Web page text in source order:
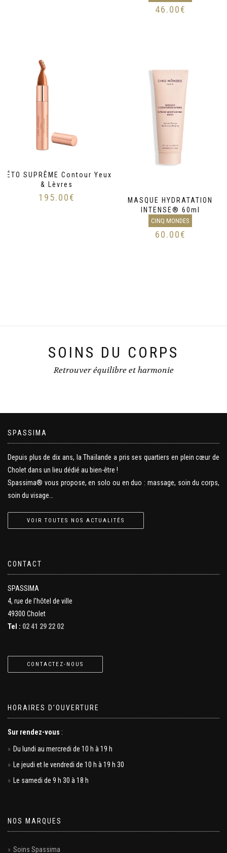
46.00€
GÉTO SUPRÊME Contour Yeux
& Lèvres
195.00€
MASQUE HYDRATATION
INTENSE® 60ml
CINQ MONDES
60.00€
SOINS DU CORPS
Retrouver équilibre et harmonie
SPASSIMA
Depuis plus de dix ans, la Thaïlande a pris ses quartiers en plein cœur de
Cholet dans un lieu dédié au bien-être !
Spassima® vous propose, en solo ou en duo : massage, soin du corps,
soin du visage…
VOIR TOUTES NOS ACTUALITÉS
CONTACT
SPASSIMA
4, rue de l'hôtel de ville
49300 Cholet
Tel : 02 41 29 22 02
CONTACTEZ-NOUS
HORAIRES D’OUVERTURE
Sur rendez-vous :
Du lundi au mercredi de 10 h à 19 h
Le jeudi et le vendredi de 10 h à 19 h 30
Le samedi de 9 h 30 à 18 h
NOS MARQUES
Soins Spassima